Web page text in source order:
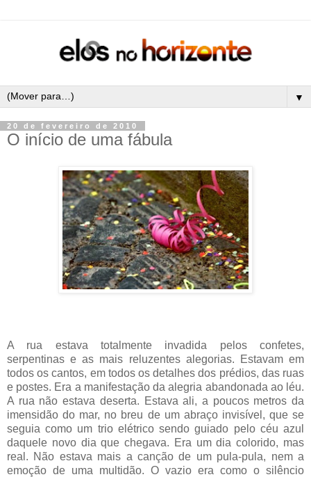
▼
20 de fevereiro de 2010
O início de uma fábula
A rua estava totalmente invadida pelos confetes,
serpentinas e as mais reluzentes alegorias. Estavam em
todos os cantos, em todos os detalhes dos prédios, das ruas
e postes. Era a manifestação da alegria abandonada ao léu.
A rua não estava deserta. Estava ali, a poucos metros da
imensidão do mar, no breu de um abraço invisível, que se
seguia como um trio elétrico sendo guiado pelo céu azul
daquele novo dia que chegava. Era um dia colorido, mas
real. Não estava mais a canção de um pula-pula, nem a
emoção de uma multidão. O vazio era como o silêncio